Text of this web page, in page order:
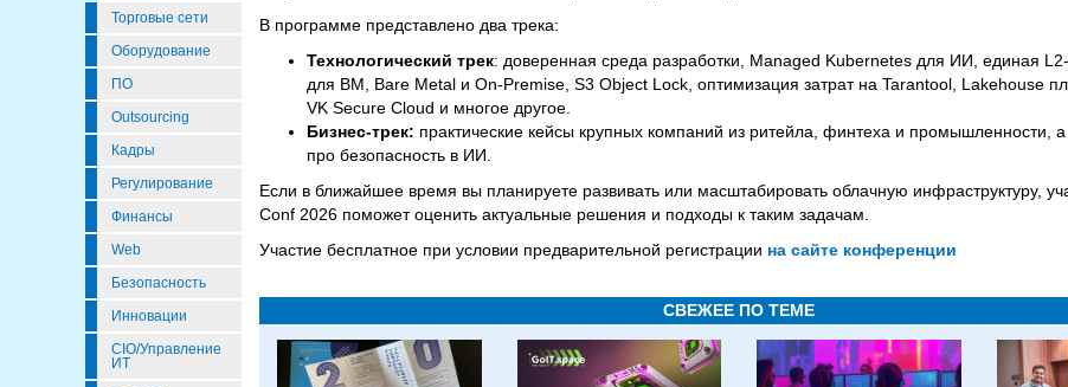
Торговые сети
Оборудование
ПО
Outsourcing
Кадры
Регулирование
Финансы
Web
Безопасность
Инновации
CIO/Управление
ИТ
В программе представлено два трека:
Технологический трек: доверенная среда разработки, Managed Kubernetes для ИИ, единая
для ВМ, Bare Metal и On-Premise, S3 Object Lock, оптимизация затрат на Tarantool, Lakehouse
VK Secure Cloud и многое другое.
Бизнес-трек: практические кейсы крупных компаний из ритейла, финтеха и промышленности, а
про безопасность в ИИ.
Если в ближайшее время вы планируете развивать или масштабировать облачную инфраструктуру,
Conf 2026 поможет оценить актуальные решения и подходы к таким задачам.
Участие бесплатное при условии предварительной регистрации на сайте конференции
СВЕЖЕЕ ПО ТЕМЕ